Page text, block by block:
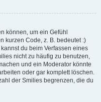
können, um ein Gefühl
kurzen Code, z. B. bedeutet :)
du beim Verfassen eines
nicht zu häufig zu benutzen,
und ein Moderator könnte
oder gar komplett löschen.
der Smilies begrenzen, die du